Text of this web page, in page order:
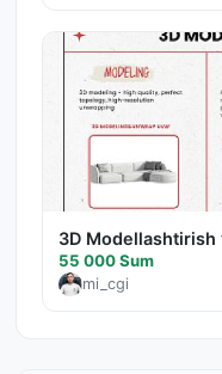
3D Modellashtirish
55 000 Sum
mi_cgi